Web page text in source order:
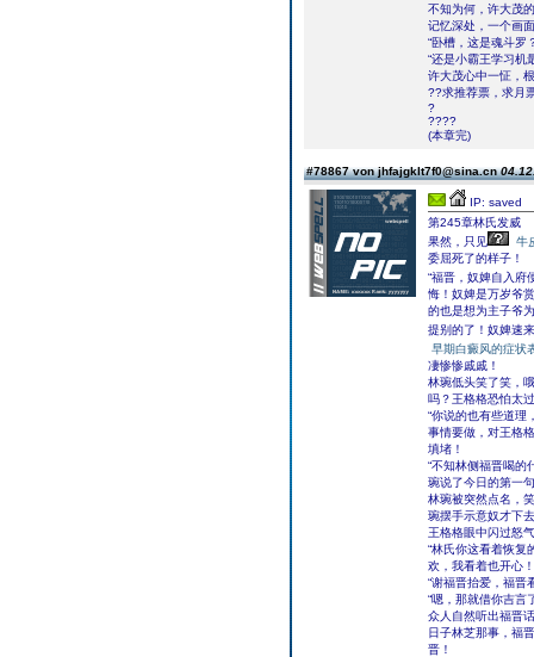
不知为何，许大茂
记忆深处，一个画
“卧槽，这是魂斗罗
“还是小霸王学习机
许大茂心中一怔，
??求推荐票，求月
?
????
(本章完)
#78867 von jhfajgklt7f0@sina.cn
IP: saved
第245章林氏发威
果然，只见
牛
委屈死了的样子！
“福晋，奴婢自入府
悔！奴婢是万岁爷
的也是想为主子爷
提别的了！奴婢速
早期白癜风的症状
凄惨惨戚戚！
林琬低头笑了笑，
吗？王格格恐怕太
“你说的也有些道理
事情要做，对王格
填堵！
“不知林侧福晋喝的
琬说了今日的第一
林琬被突然点名，
琬摆手示意奴才下
王格格眼中闪过怒
“林氏你这看着恢复
欢，我看着也开心
“谢福晋抬爱，福晋
“嗯，那就借你吉言
众人自然听出福晋
日子林芝那事，福
晋！